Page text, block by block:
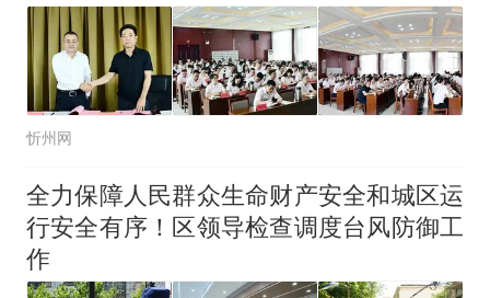
忻州网
全力保障人民群众生命财产安全和城区运
行安全有序！区领导检查调度台风防御工
作